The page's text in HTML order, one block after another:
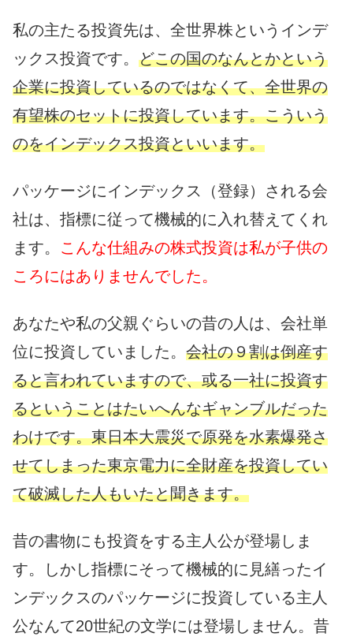
私の主たる投資先は、全世界株というインデ
ックス投資です。 どこの国のなんとかという
企業に投資しているのではなくて、全世界の
有望株のセットに投資しています。こういう
のをインデックス投資といいます。
パッケージにインデックス（登録）される会
社は、指標に従って機械的に入れ替えてくれ
ます。 こんな仕組みの株式投資は私が子供の
ころにはありませんでした。
あなたや私の父親ぐらいの昔の人は、会社単
位に投資していました。 会社の９割は倒産す
ると言われていますので、或る一社に投資す
るということはたいへんなギャンブルだった
わけです。東日本大震災で原発を水素爆発さ
せてしまった東京電力に全財産を投資してい
て破滅した人もいたと聞きます。
昔の書物にも投資をする主人公が登場しま
す。しかし指標にそって機械的に見繕ったイ
ンデックスのパッケージに投資している主人
公なんて20世紀の文学には登場しません。昔